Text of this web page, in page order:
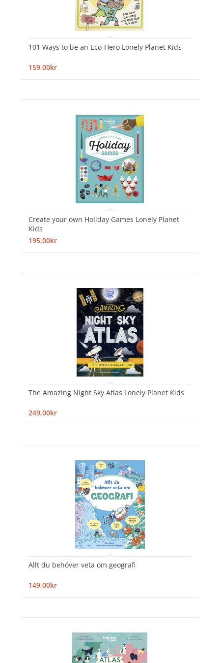
101 Ways to be an Eco-Hero Lonely Planet Kids
159,00kr
Create your own Holiday Games Lonely Planet
Kids
195,00kr
The Amazing Night Sky Atlas Lonely Planet Kids
249,00kr
Allt du behöver veta om geografi
149,00kr